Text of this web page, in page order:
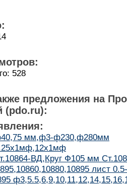
528
предложения на
(pdo.ru):
мм,ф3-ф230,ф280мм
ВД,Круг Ф105 мм
лист